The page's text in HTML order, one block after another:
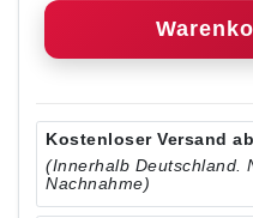
Kostenloser Versand
(Innerhalb Deutschland.
Nachnahme)